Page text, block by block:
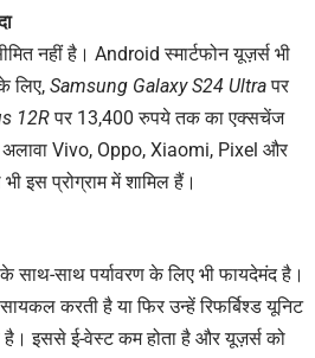
नहीं है। Android स्मार्टफोन यूज़र्स भी
लिए, Samsung Galaxy S24 Ultraपर
12Rपर 13,400 रुपये तक का एक्सचेंज
Vivo, Oppo, Xiaomi, Pixel और
इस प्रोग्राम में शामिल हैं।
साथ-साथ पर्यावरण के लिए भी फायदेमंद है।
करती है या फिर उन्हें रिफर्बिश्ड यूनिट
है। इससे ई-वेस्ट कम होता है और यूज़र्स को